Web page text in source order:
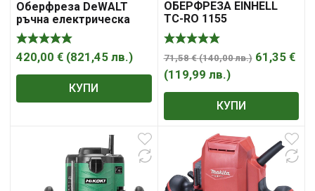
Оберфреза DeWALT
ръчна електрическа
комбинирана 900 W, 16
000-27 000 об./мин, ф 6-
8 мм, D26204K
420,00 € (821,45 лв.)
КУПИ
ОБЕРФРЕЗА EINHELL
TC-RO 1155
71,58€ (140,00лв.) 61,35 €
(119,99 лв.)
КУПИ